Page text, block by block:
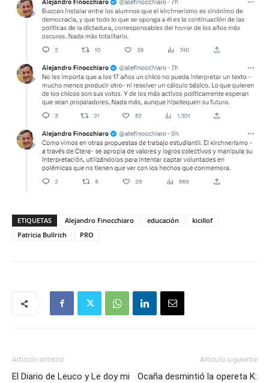
ETIQUETAS Alejandro Finocchiaro educación
kicillof
Patricia Bullrich
PRO
Artículo anterior
El Diario de Leuco y Le doy mi
Artículo siguiente
Ocaña desmintió la opereta K: